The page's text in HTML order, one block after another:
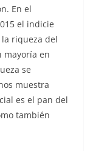
En el
el indicie
riqueza del
mayoría en
se
muestra
es el pan del
también